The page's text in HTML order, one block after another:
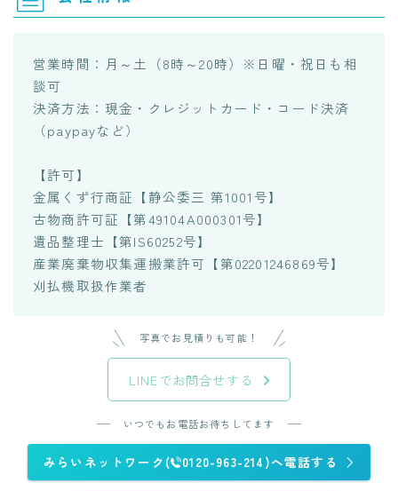
営業時間：月～土（8時～20時）※日曜・祝日も相
談可
決済方法：現金・クレジットカード・コード決済
（paypayなど）
【許可】
金属くず行商証【静公委三 第1001号】
古物商許可証【第49104A000301号】
遺品整理士【第IS60252号】
産業廃棄物収集運搬業許可【第02201246869号】
刈払機取扱作業者
写真でお見積りも可能！
LINEでお問合せする
いつでもお電話お待ちしてます
みらいネットワーク( 0120-963-214)へ電話する